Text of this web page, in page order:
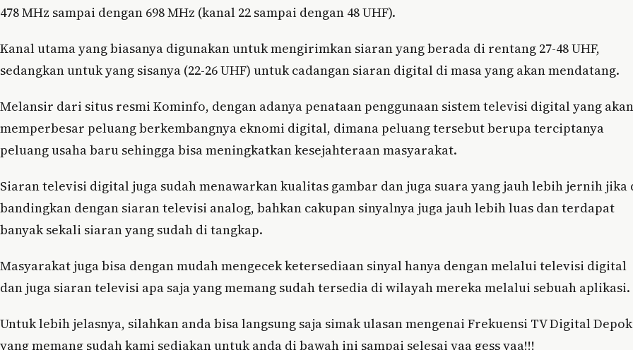
478 MHz sampai dengan 698 MHz (kanal 22 sampai dengan 48 UHF).
Kanal utama yang biasanya digunakan untuk mengirimkan siaran yang berada di rentang 27-48 UHF,
sedangkan untuk yang sisanya (22-26 UHF) untuk cadangan siaran digital di masa yang akan mendatang.
Melansir dari situs resmi Kominfo, dengan adanya penataan penggunaan sistem televisi digital yang akan
memperbesar peluang berkembangnya eknomi digital, dimana peluang tersebut berupa terciptanya
peluang usaha baru sehingga bisa meningkatkan kesejahteraan masyarakat.
Siaran televisi digital juga sudah menawarkan kualitas gambar dan juga suara yang jauh lebih jernih jika
bandingkan dengan siaran televisi analog, bahkan cakupan sinyalnya juga jauh lebih luas dan terdapat
banyak sekali siaran yang sudah di tangkap.
Masyarakat juga bisa dengan mudah mengecek ketersediaan sinyal hanya dengan melalui televisi digital
dan juga siaran televisi apa saja yang memang sudah tersedia di wilayah mereka melalui sebuah aplikasi.
Untuk lebih jelasnya, silahkan anda bisa langsung saja simak ulasan mengenai Frekuensi TV Digital Depok
yang memang sudah kami sediakan untuk anda di bawah ini sampai selesai yaa gess yaa!!!